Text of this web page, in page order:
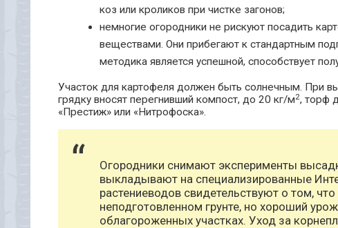
коз или кроликов при чистке загонов;
немногие огородники не рискуют посадить
веществами. Они прибегают к стандартным
методика является успешной, способствует
Участок для картофеля должен быть солнечным. При
грядку вносят перегнивший компост, до 20 кг/м2, торф
«Престиж» или «Нитрофоска».
Огородники снимают эксперименты
выкладывают на специализированные
растениеводов свидетельствуют о том,
неподготовленном грунте, но хороший
облагороженных участках. Уход за